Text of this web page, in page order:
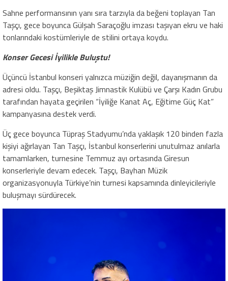
Sahne performansının yanı sıra tarzıyla da beğeni toplayan Tan
Taşçı, gece boyunca Gülşah Saraçoğlu imzası taşıyan ekru ve haki
tonlarındaki kostümleriyle de stilini ortaya koydu.
Konser Gecesi İyilikle Buluştu!
Üçüncü İstanbul konseri yalnızca müziğin değil, dayanışmanın da
adresi oldu. Taşçı, Beşiktaş Jimnastik Kulübü ve Çarşı Kadın Grubu
tarafından hayata geçirilen “İyiliğe Kanat Aç, Eğitime Güç Kat”
kampanyasına destek verdi.
Üç gece boyunca Tüpraş Stadyumu’nda yaklaşık 120 binden fazla
kişiyi ağırlayan Tan Taşçı, İstanbul konserlerini unutulmaz anılarla
tamamlarken, turnesine Temmuz ayı ortasında Giresun
konserleriyle devam edecek. Taşçı, Bayhan Müzik
organizasyonuyla Türkiye’nin turnesi kapsamında dinleyicileriyle
buluşmayı sürdürecek.